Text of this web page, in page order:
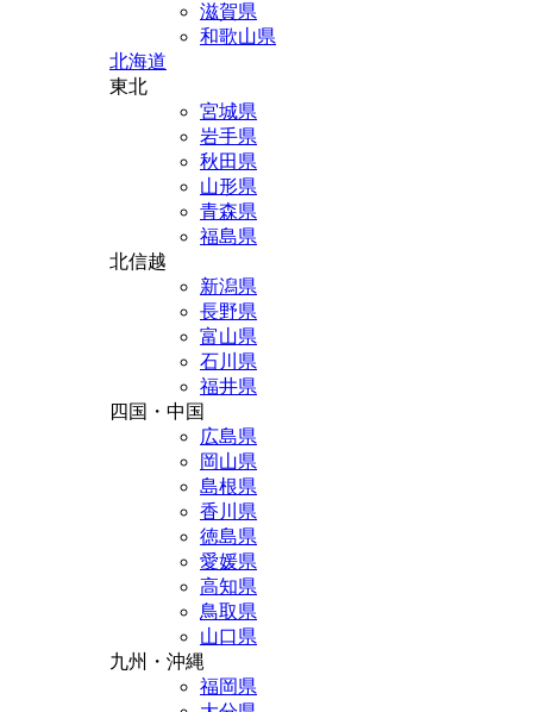
滋賀県
和歌山県
北海道
東北
宮城県
岩手県
秋田県
山形県
青森県
福島県
北信越
新潟県
長野県
富山県
石川県
福井県
四国・中国
広島県
岡山県
島根県
香川県
徳島県
愛媛県
高知県
鳥取県
山口県
九州・沖縄
福岡県